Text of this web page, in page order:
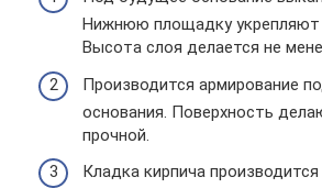
Нижнюю площадку укрепляют
Высота слоя делается не
Производится армирование
основания. Поверхность
прочной.
Кладка кирпича